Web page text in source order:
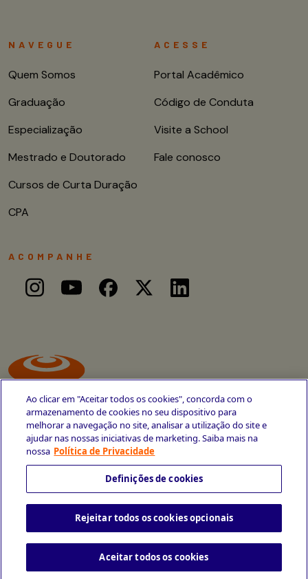
Avenida Cais do Apolo, 77
Política de Privacidade Portal da Privacidade
NAVEGUE
Quem Somos
Graduação
Especialização
Mestrado e Doutorado
Cursos de Curta Duração
CPA
ACESSE
Portal Acadêmico
Código de Conduta
Visite a School
Fale conosco
ACOMPANHE
Ao clicar em "Aceitar todos os cookies", concorda com o
armazenamento de cookies no seu dispositivo para
melhorar a navegação no site, analisar a utilização do site e
ajudar nas nossas iniciativas de marketing. Saiba mais na
nossa Política de Privacidade
Definições de cookies
Rejeitar todos os cookies opcionais
Aceitar todos os cookies